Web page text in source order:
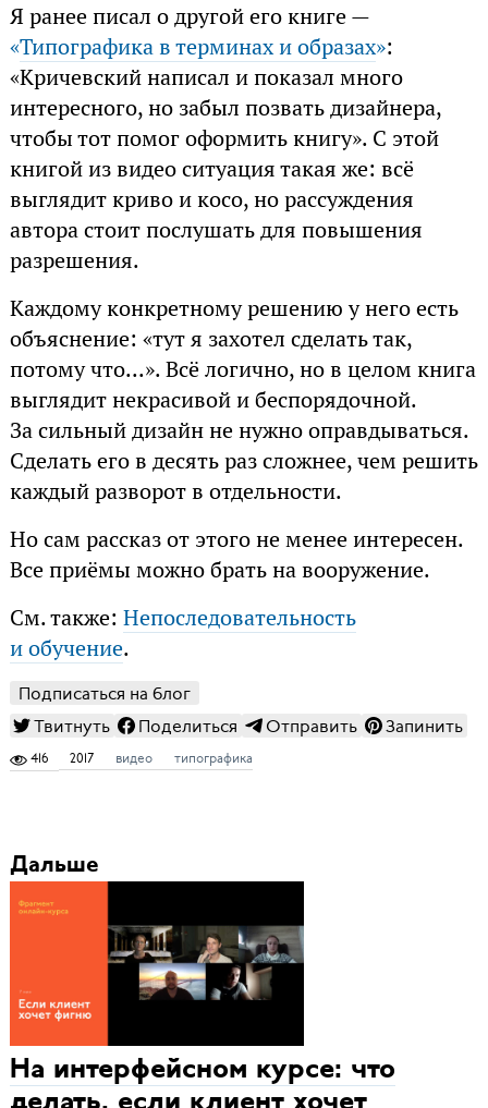
Я ранее писал о другой его книге —
«Типографика в терминах и образах»:
«Кричевский написал и показал много
интересного, но забыл позвать дизайнера,
чтобы тот помог оформить книгу». С этой
книгой из видео ситуация такая же: всё
выглядит криво и косо, но рассуждения
автора стоит послушать для повышения
разрешения.
Каждому конкретному решению у него есть
объяснение: «тут я захотел сделать так,
потому что...». Всё логично, но в целом книга
выглядит некрасивой и беспорядочной.
За сильный дизайн не нужно оправдываться.
Сделать его в десять раз сложнее, чем решить
каждый разворот в отдельности.
Но сам рассказ от этого не менее интересен.
Все приёмы можно брать на вооружение.
См. также: Непоследовательность
и обучение.
Подписаться на блог
Твитнуть
Поделиться Отправить Запинить
416 2017 видео типографика
Дальше
На интерфейсном курсе: что